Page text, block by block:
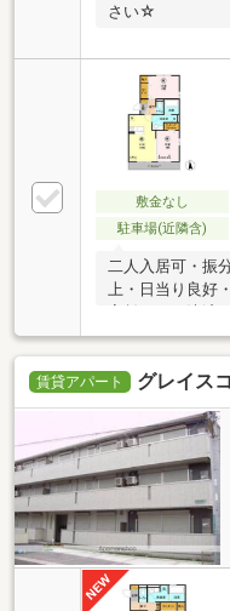
さい☆
敷金なし
駐車場(近隣含)
二人入居可・振
上・日当り良好
賃貸アパート グレイス